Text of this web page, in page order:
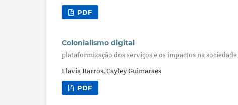
PDF
Colonialismo digital
plataformização dos serviços e os impactos na sociedade
Flavia Barros, Cayley Guimaraes
PDF